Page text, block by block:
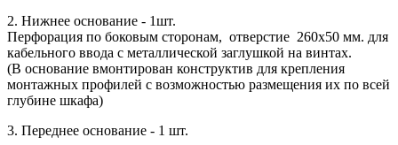
2. Нижнее основание - 1шт.
Перфорация по боковым сторонам, отверстие 260х50 мм. для
кабельного ввода с металлической заглушкой на винтах.
(В основание вмонтирован конструктив для крепления
монтажных профилей с возможностью размещения их по всей
глубине шкафа)
3. Переднее основание - 1 шт.